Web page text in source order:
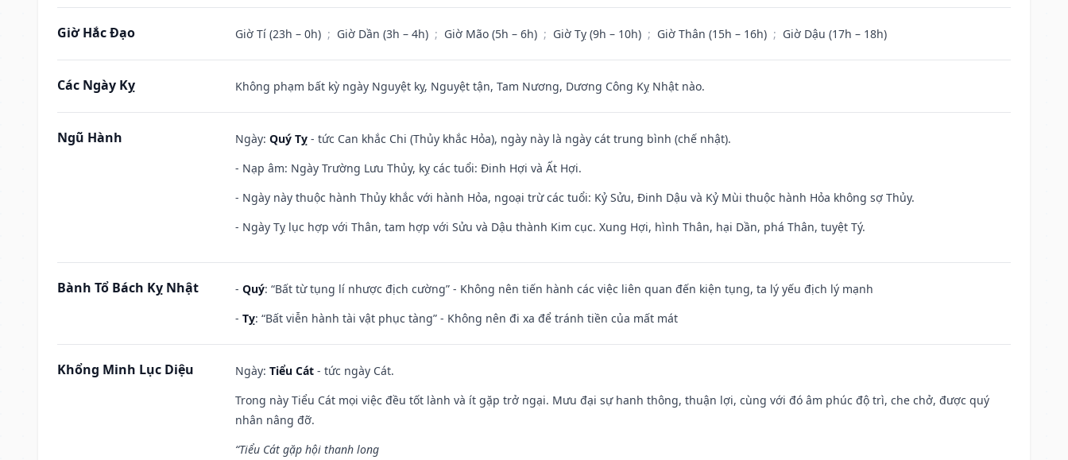
Giờ Hắc Đạo Giờ Tí (23h – 0h) ; Giờ Dần (3h – 4h) ; Giờ Mão (5h – 6h) ; Giờ Tỵ (9h – 10h) ; Giờ Thân (15h – 16h) ; Giờ Dậu (17h – 18h)
Các Ngày Kỵ Không phạm bất kỳ ngày Nguyệt kỵ, Nguyệt tận, Tam Nương, Dương Công Kỵ Nhật nào.
Ngũ Hành Ngày: Quý Tỵ - tức Can khắc Chi (Thủy khắc Hỏa), ngày này là ngày cát trung bình (chế nhật).
- Nạp âm: Ngày Trường Lưu Thủy, kỵ các tuổi: Đinh Hợi và Ất Hợi.
- Ngày này thuộc hành Thủy khắc với hành Hỏa, ngoại trừ các tuổi: Kỷ Sửu, Đinh Dậu và Kỷ Mùi thuộc hành Hỏa không sợ Thủy.
- Ngày Tỵ lục hợp với Thân, tam hợp với Sửu và Dậu thành Kim cục. Xung Hợi, hình Thân, hại Dần, phá Thân, tuyệt Tý.
Bành Tổ Bách Kỵ Nhật - Quý: “Bất từ tụng lí nhược địch cường” - Không nên tiến hành các việc liên quan đến kiện tụng, ta lý yếu địch lý mạnh
- Tỵ: “Bất viễn hành tài vật phục tàng” - Không nên đi xa để tránh tiền của mất mát
Khổng Minh Lục Diệu Ngày: Tiểu Cát - tức ngày Cát.
Trong này Tiểu Cát mọi việc đều tốt lành và ít gặp trở ngại. Mưu đại sự hanh thông, thuận lợi, cùng với đó âm phúc độ trì, che chở, được quý
nhân nâng đỡ.
“Tiểu Cát gặp hội thanh long